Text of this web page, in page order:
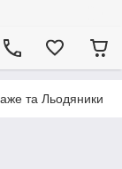
та Льодяники